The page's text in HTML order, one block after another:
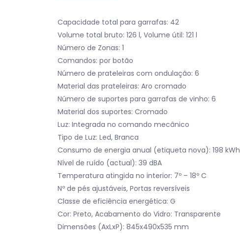
Capacidade total para garrafas: 42
Volume total bruto: 126 l, Volume útil: 121 l
Número de Zonas: 1
Comandos: por botão
Número de prateleiras com ondulação: 6
Material das prateleiras: Aro cromado
Número de suportes para garrafas de vinho: 6
Material dos suportes: Cromado
Luz: Integrada no comando mecânico
Tipo de Luz: Led, Branca
Consumo de energia anual (etiqueta nova): 198 kWh
Nível de ruído (actual): 39 dBA
Temperatura atingida no interior: 7º – 18º C
Nº de pés ajustáveis, Portas reversíveis
Classe de eficiência energética: G
Cor: Preto, Acabamento do Vidro: Transparente
Dimensões (AxLxP): 845x490x535 mm